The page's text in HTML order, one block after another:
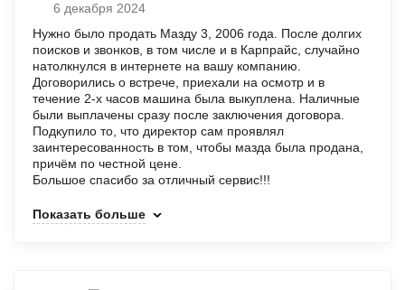
6 декабря 2024
Нужно было продать Мазду 3, 2006 года. После долгих
поисков и звонков, в том числе и в Карпрайс, случайно
натолкнулся в интернете на вашу компанию.
Договорились о встрече, приехали на осмотр и в
течение 2-х часов машина была выкуплена. Наличные
были выплачены сразу после заключения договора.
Подкупило то, что директор сам проявлял
заинтересованность в том, чтобы мазда была продана,
причём по честной цене.
Большое спасибо за отличный сервис!!!
Показать больше